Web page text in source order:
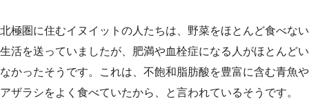
北極圏に住むイヌイットの人たちは、野菜をほとんど食べない
生活を送っていましたが、肥満や血栓症になる人がほとんどい
なかったそうです。これは、不飽和脂肪酸を豊富に含む青魚や
アザラシをよく食べていたから、と言われているそうです。